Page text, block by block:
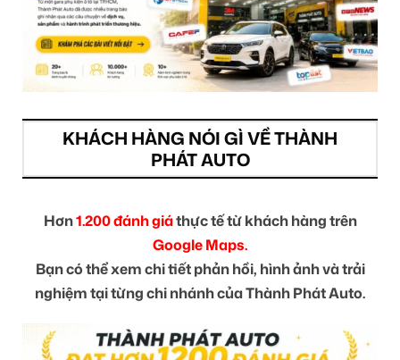
KHÁCH HÀNG NÓI GÌ VỀ THÀNH
PHÁT AUTO
Hơn1.200 đánh giáthực tế từ khách hàng trên
Google Maps.
Bạn có thể xem chi tiết phản hồi, hình ảnh và trải
nghiệm tại từng chi nhánh của Thành Phát Auto.